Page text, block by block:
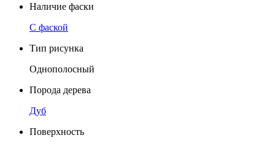
Наличие фаски
C фаской
Тип рисунка
Однополосный
Порода дерева
Дуб
Поверхность